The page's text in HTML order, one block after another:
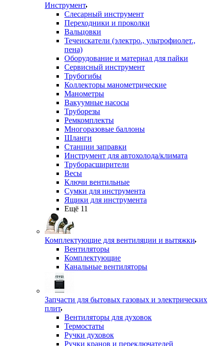
Инструмент
Слесарный инструмент
Переходники и проколки
Вальцовки
Течеискатели (электро., ультрофиолет.,
пена)
Оборудование и материал для пайки
Сервисный инструмент
Трубогибы
Коллекторы манометрические
Манометры
Вакуумные насосы
Труборезы
Ремкомплекты
Многоразовые баллоны
Шланги
Станции заправки
Инструмент для автохолода/климата
Труборасширители
Весы
Ключи вентильные
Сумки для инструмента
Ящики для инструмента
Ещё 11
Комплектующие для вентиляции и вытяжки
Вентиляторы
Комплектующие
Канальные вентиляторы
Запчасти для бытовых газовых и электрических
плит
Вентиляторы для духовок
Термостаты
Ручки духовок
Ручки кранов и переключателей